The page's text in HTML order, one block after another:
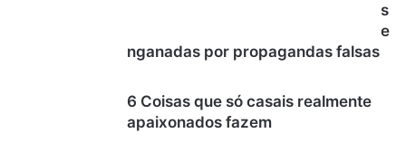
s
e
nganadas por propagandas falsas
6 Coisas que só casais realmente
apaixonados fazem